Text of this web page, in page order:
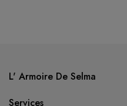
L' Armoire De Selma
Services